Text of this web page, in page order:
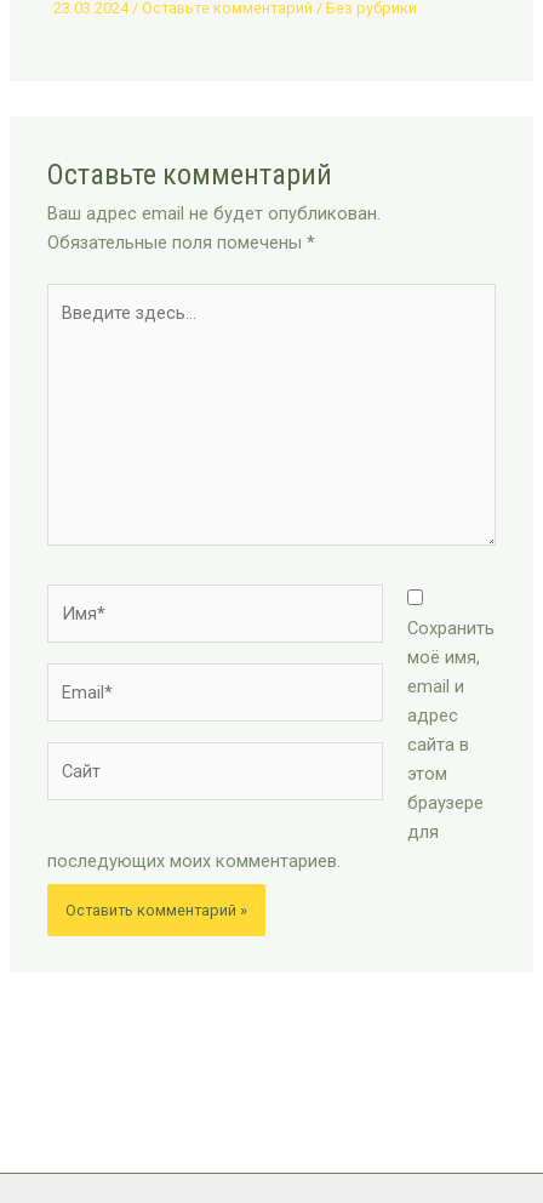
23.03.2024/Оставьте комментарий /Без рубрики
Оставьте комментарий
Ваш адрес email не будет опубликован.
Обязательные поля помечены*
здесь...
Сохранить
моё имя,
email и
адрес
сайта в
этом
браузере
для
последующих моих комментариев.